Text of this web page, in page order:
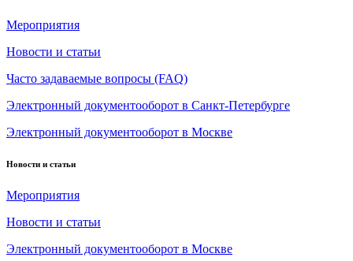
Мероприятия
Новости и статьи
Часто задаваемые вопросы (FAQ)
Электронный документооборот в Санкт-Петербурге
Электронный документооборот в Москве
Новости и статьи
Мероприятия
Новости и статьи
Электронный документооборот в Москве